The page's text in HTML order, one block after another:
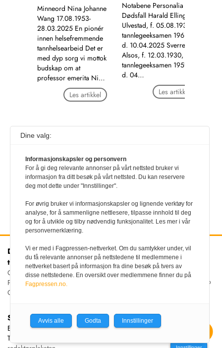
Minneord Nina Johanne
Wang 17.08.1953-
28.03.2025 En pionér
innen helsefremmende
tannhelsearbeid Det er
med dyp sorg vi mottok
budskap om at
professor emerita Ni…
Les artikkel
Notabene Personalia
Dødsfall Harald Elling
Ulvestad, f. 05.08.1936,
tannlegeeksamen 1961,
d. 10.04.2025 Sverre
Alsos, f. 12.03.1930,
tannlegeeksamen 1959,
d. 04…
Les artikkel
Den norske
tannlegeforenings Tidende
Christiania Torv 5, 0158 Oslo
Postboks 2073 Vika, 0125
OSLO
Kontakt oss
Tlf:22 54 74 00
E-post:
tidende@tannlegeforeningen.no
Sjefredaktør
Ellen Beate Dyvi
Tidende redigeres etter
Dine valg:
Informasjonskapsler og personvern
For å gi deg relevante annonser på vårt nettsted bruker vi
informasjon fra ditt besøk på vårt nettsted. Du kan reservere
deg mot dette under "Innstillinger".
For øvrig bruker vi informasjonskapsler og lignende verktøy for
analyse, for å sammenligne nettlesere, tilpasse innhold til deg
og for å utvikle og tilby nødvendig funksjonalitet. Les mer i vår
personvernerklæring.
Vi er med i Fagpressen-nettverket. Om du samtykker under, vil
du få relevante annonser på nettstedene til medlemmene i
nettverket basert på informasjon fra dine besøk på tvers av
disse nettstedene. En oversikt over medlemmene finner du på
Fagpressen.no.
Avvis alle Godta Innstillinger